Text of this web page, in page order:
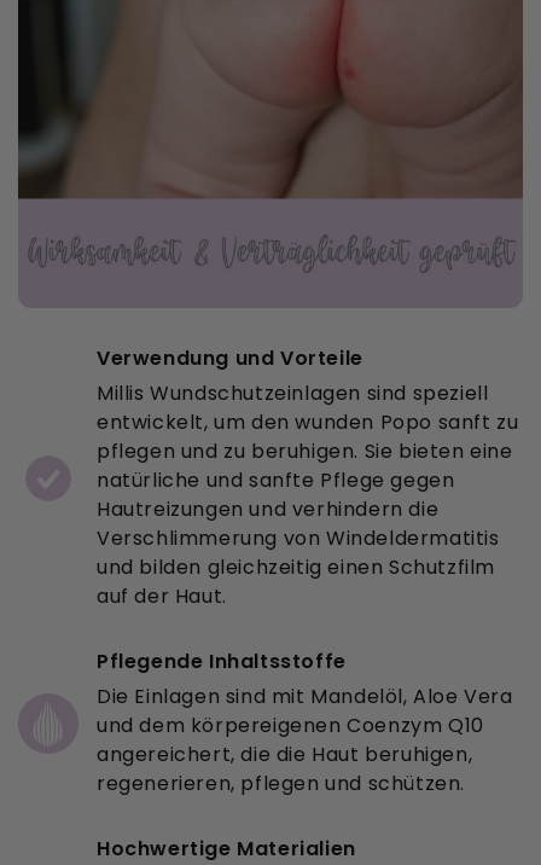
Verwendung und Vorteile
Millis Wundschutzeinlagen sind speziell
entwickelt, um den wunden Popo sanft zu
pflegen und zu beruhigen. Sie bieten eine
natürliche und sanfte Pflege gegen
Hautreizungen und verhindern die
Verschlimmerung von Windeldermatitis
und bilden gleichzeitig einen Schutzfilm
auf der Haut.
Pflegende Inhaltsstoffe
Die Einlagen sind mit Mandelöl, Aloe Vera
und dem körpereigenen Coenzym Q10
angereichert, die die Haut beruhigen,
regenerieren, pflegen und schützen.
Hochwertige Materialien